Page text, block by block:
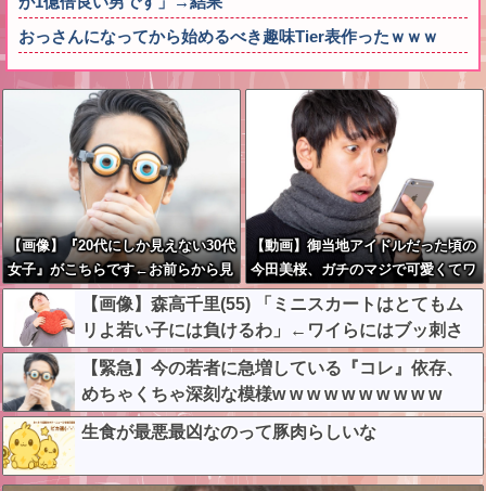
おっさんになってから始めるべき趣味Tier表作ったｗｗｗ
【画像】『20代にしか見えない30代
女子』がこちらです←お前らから見
てどう？？？？？？？
【動画】御当地アイドルだった頃の
今田美桜、ガチのマジで可愛くてワ
イらをびびらせまくってしまうw w
w w w w w w
【画像】森高千里(55) 「ミニスカートはとてもム
リよ若い子には負けるわ」←ワイらにはブッ刺さ
りまくってしまうw w w w w w
【緊急】今の若者に急増している『コレ』依存、
めちゃくちゃ深刻な模様w w w w w w w w w w
生食が最悪最凶なのって豚肉らしいな